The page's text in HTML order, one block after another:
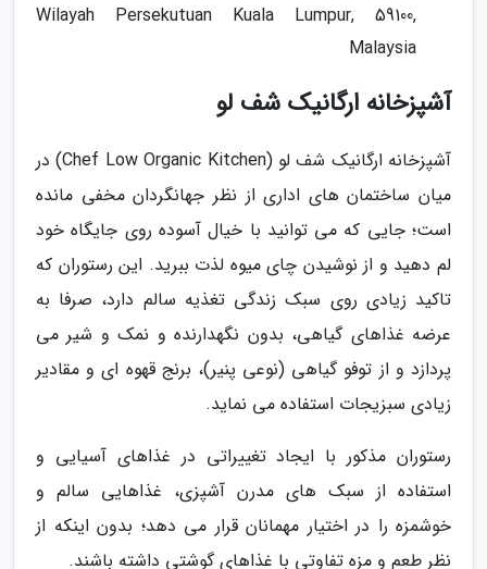
Wilayah Persekutuan Kuala Lumpur, 59100,
Malaysia
آشپزخانه ارگانیک شف لو
آشپزخانه ارگانیک شف لو (Chef Low Organic Kitchen) در
میان ساختمان های اداری از نظر جهانگردان مخفی مانده
است؛ جایی که می توانید با خیال آسوده روی جایگاه خود
لم دهید و از نوشیدن چای میوه لذت ببرید. این رستوران که
تاکید زیادی روی سبک زندگی تغذیه سالم دارد، صرفا به
عرضه غذاهای گیاهی، بدون نگهدارنده و نمک و شیر می
پردازد و از توفو گیاهی (نوعی پنیر)، برنج قهوه ای و مقادیر
زیادی سبزیجات استفاده می نماید.
رستوران مذکور با ایجاد تغییراتی در غذاهای آسیایی و
استفاده از سبک های مدرن آشپزی، غذاهایی سالم و
خوشمزه را در اختیار مهمانان قرار می دهد؛ بدون اینکه از
نظر طعم و مزه تفاوتی با غذاهای گوشتی داشته باشند.